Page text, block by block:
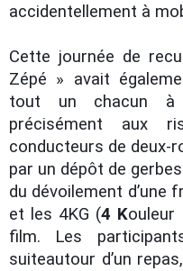
accidentellement à
Cette journée de
Zépé » avait
tout un chacun
précisément aux
conducteurs de deux-
par un dépôt de
du dévoilement d’une
et les 4KG (4 Kouleur
film. Les
suiteautour d’un